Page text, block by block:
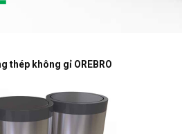
thép không gỉ OREBRO